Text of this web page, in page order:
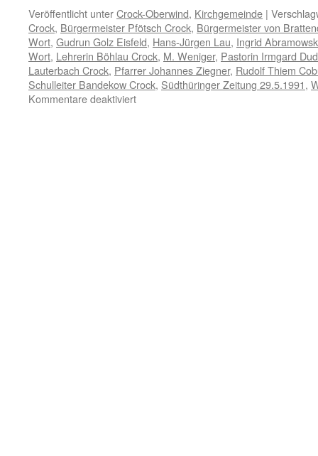
Veröffentlicht unterCrock-Oberwind, Kirchgemeinde |
Crock, Bürgermeister Pfötsch Crock, Bürgermeister von
Wort, Gudrun Golz Eisfeld, Hans-Jürgen Lau, Ingrid
Wort, Lehrerin Böhlau Crock, M. Weniger, Pastorin Irmgard
Lauterbach Crock, Pfarrer Johannes Ziegner, Rudolf Thiem
Schulleiter Bandekow Crock, Südthüringer Zeitung 29.5.1991,
Kommentare deaktiviertfür